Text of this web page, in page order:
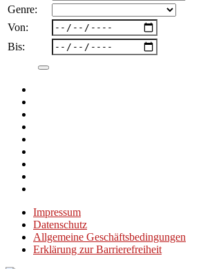
Genre:
Von:
Bis:
Impressum
Datenschutz
Allgemeine Geschäftsbedingungen
Erklärung zur Barrierefreiheit